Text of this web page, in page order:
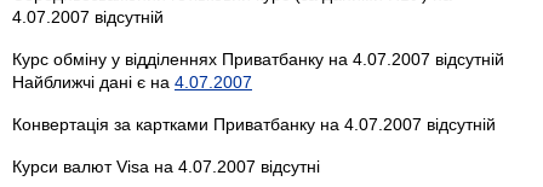
4.07.2007 відсутній
Курс обміну у відділеннях Приватбанку на 4.07.2007 відсутній
Найближчі дані є на 4.07.2007
Конвертація за картками Приватбанку на 4.07.2007 відсутній
Курси валют Visa на 4.07.2007 відсутні